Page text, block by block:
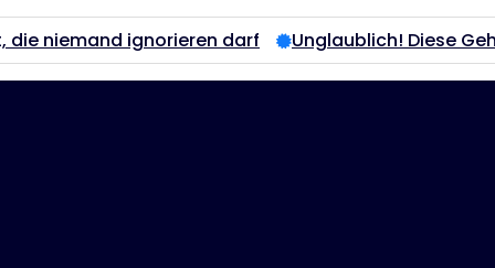
ignorieren darf Unglaublich! Diese Geheimnisse